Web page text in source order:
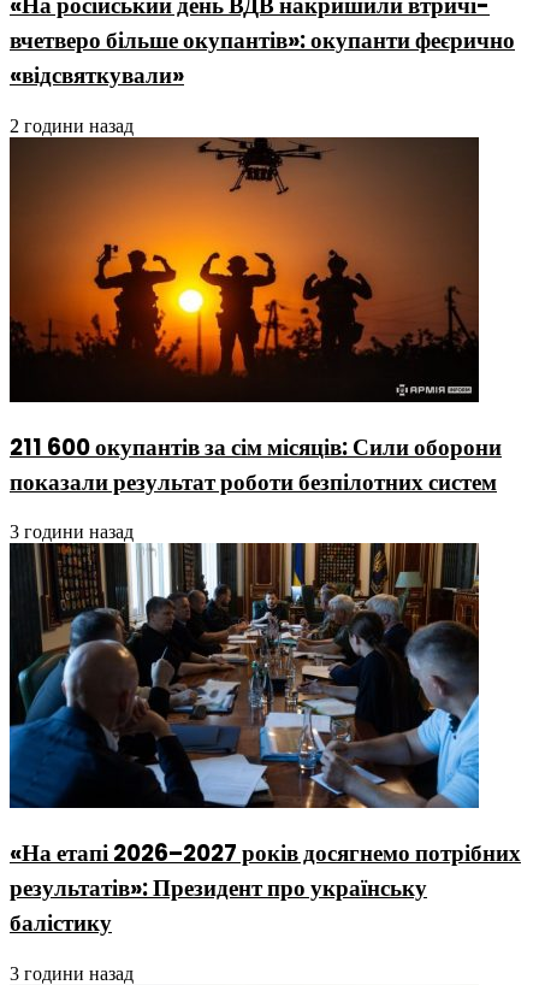
вчетверо більше окупантів»: окупанти феєрично
«відсвяткували»
2 години назад
211 600 окупантів за сім місяців: Сили оборони
показали результат роботи безпілотних систем
3 години назад
«На етапі 2026–2027 років досягнемо потрібних
результатів»: Президент про українську
балістику
3 години назад